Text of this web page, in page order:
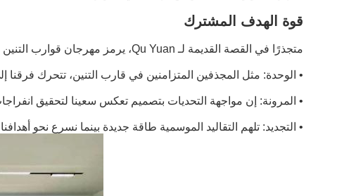
قوة الهدف المشترك
متجذرًا في القصة القديمة لـ Qu Yuan، يرمز مهرجان قوارب التنين إلى:
• الوحدة: مثل المجذفين المتزامنين في قارب التنين، تتحرك فرقنا
• المرونة: إن مواجهة التحديات بتصميم تعكس سعينا لتحقيق
• التجديد: تلهم التقاليد الموسمية طاقة جديدة بينما نسرع نحو أهدافنا